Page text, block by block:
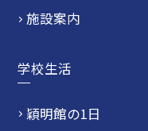
施設案内
学校生活
穎明館の1日